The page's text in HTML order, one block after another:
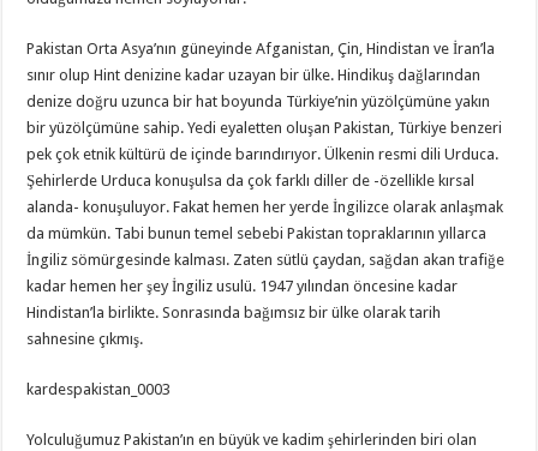
Pakistan Orta Asya’nın güneyinde Afganistan, Çin, Hindistan ve İran’la
sınır olup Hint denizine kadar uzayan bir ülke. Hindikuş dağlarından
denize doğru uzunca bir hat boyunda Türkiye’nin yüzölçümüne yakın
bir yüzölçümüne sahip. Yedi eyaletten oluşan Pakistan, Türkiye benzeri
pek çok etnik kültürü de içinde barındırıyor. Ülkenin resmi dili Urduca.
Şehirlerde Urduca konuşulsa da çok farklı diller de -özellikle kırsal
alanda- konuşuluyor. Fakat hemen her yerde İngilizce olarak anlaşmak
da mümkün. Tabi bunun temel sebebi Pakistan topraklarının yıllarca
İngiliz sömürgesinde kalması. Zaten sütlü çaydan, sağdan akan trafiğe
kadar hemen her şey İngiliz usulü. 1947 yılından öncesine kadar
Hindistan’la birlikte. Sonrasında bağımsız bir ülke olarak tarih
sahnesine çıkmış.
kardespakistan_0003
Yolculuğumuz Pakistan’ın en büyük ve kadim şehirlerinden biri olan